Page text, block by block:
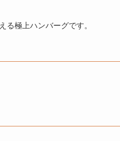
る極上ハンバーグです。